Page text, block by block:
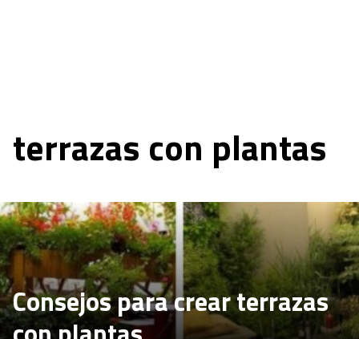
terrazas con plantas
Consejos para crear terrazas